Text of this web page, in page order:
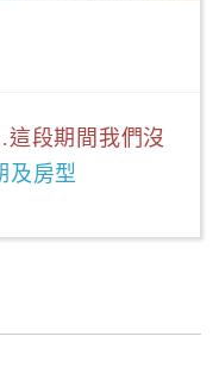
段期間我們沒
及房型